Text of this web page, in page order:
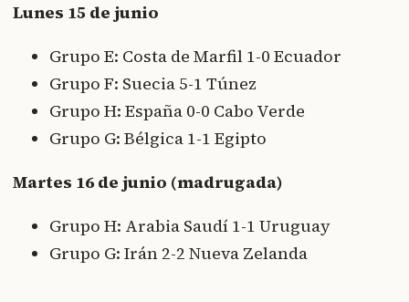
Lunes 15 de junio
Grupo E: Costa de Marfil 1-0 Ecuador
Grupo F: Suecia 5-1 Túnez
Grupo H: España 0-0 Cabo Verde
Grupo G: Bélgica 1-1 Egipto
Martes 16 de junio (madrugada)
Grupo H: Arabia Saudí 1-1 Uruguay
Grupo G: Irán 2-2 Nueva Zelanda